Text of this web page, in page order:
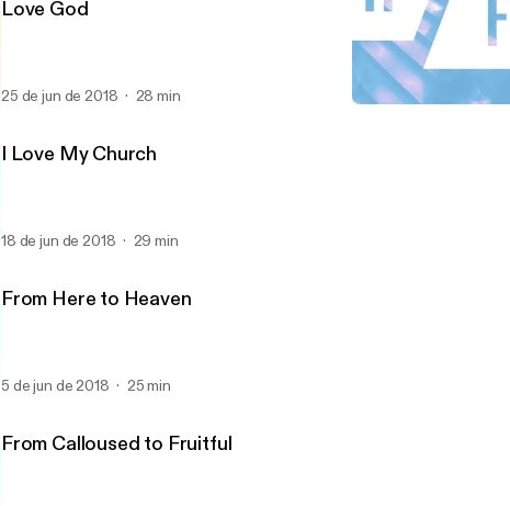
Love God
25 de jun de 2018 28 min
I Love My Church
18 de jun de 2018 29 min
From Here to Heaven
5 de jun de 2018 25 min
From Calloused to Fruitful